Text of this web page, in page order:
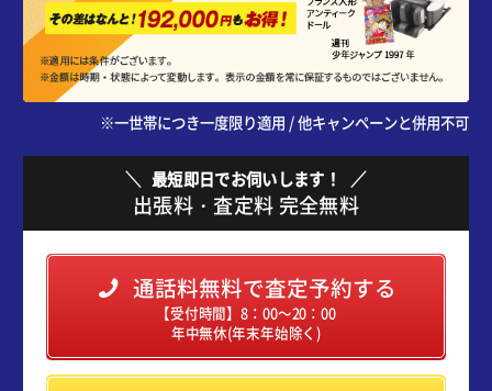
※一世帯につき一度限り適用 / 他キャンペーンと併用不可
最短即日でお伺いします！
出張料・査定料 完全無料
通話料無料で査定予約する
【受付時間】8：00～20：00
年中無休(年末年始除く)